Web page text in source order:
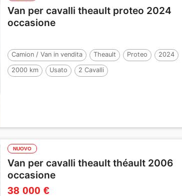
Van per cavalli theault proteo 2024
occasione
Camion / Van in vendita Theault Proteo 2024
2000 km Usato 2 Cavalli
NUOVO
Van per cavalli theault théault 2006
occasione
38 000 €